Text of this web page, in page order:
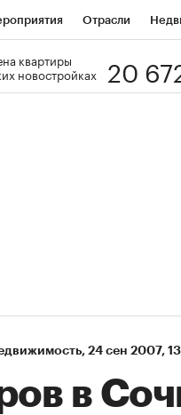
Отрасли
РБК Образование
квартиры
новостройках
20
⁠, 24 сен 2007,
в